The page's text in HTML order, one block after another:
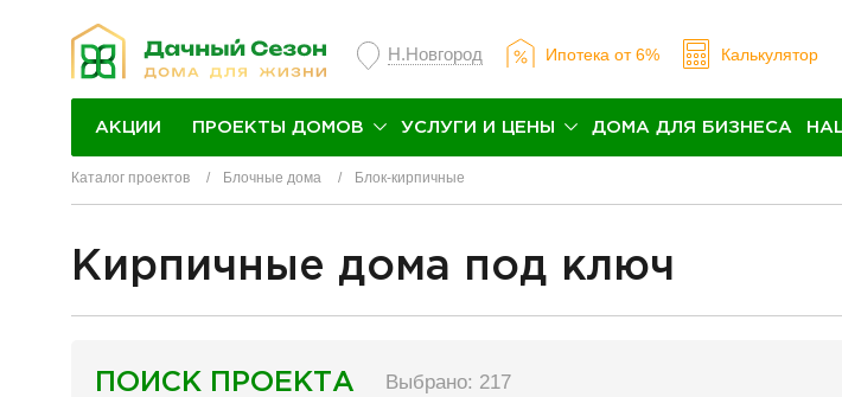
Н.Новгород Ипотека от 6% Калькулятор
АКЦИИ ПРОЕКТЫ ДОМОВ УСЛУГИ И ЦЕНЫ ДОМА ДЛЯ БИЗНЕСА
Каталог проектов Блочные дома Блок-кирпичные
Кирпичные дома под ключ
ПОИСК ПРОЕКТА Выбрано: 217